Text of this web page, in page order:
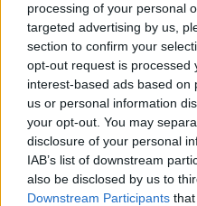
processing of your personal
targeted advertising by us,
section to confirm your
opt-out request is processed
interest-based ads based on
us or personal information
your opt-out. You may
disclosure of your personal
IAB’s list of downstream
also be disclosed by us to
Downstream Participants
H σόγια και τα προϊόντα
αιώνες καθημερινή
μελετών έχουν καταλήξει…